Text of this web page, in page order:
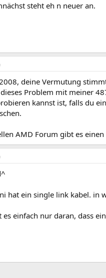
steht eh n neuer an.
deine Vermutung
Problem mit meiner
kannst ist, falls du
AMD Forum gibt es
hat ein single link kabel. in
es einfach nur daran, dass